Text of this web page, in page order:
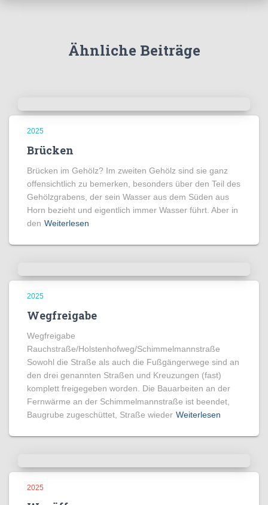
Ähnliche Beiträge
2025
Brücken
Brücken im Gehölz? Im zweiten Gehölz sind sie ganz
offensichtlich zu bemerken, besonders über den Teil des
Gehölzgrabens, der sein Wasser aus dem Süden aus
Horn bezieht und eigentlich immer Wasser führt. Aber in
den Weiterlesen
2025
Wegfreigabe
Wegfreigabe
Rauchstraße/Holstenhofweg/Schimmelmannstraße
Sowohl die Straße als auch die Fußgängerwege sind an
den drei genannten Straßen und Kreuzungen (fast)
komplett freigegeben worden. Die Bauarbeiten an der
Fernwärme an der Schimmelmannstraße ist beendet,
Baugrube zugeschüttet, Straße wieder Weiterlesen
2025